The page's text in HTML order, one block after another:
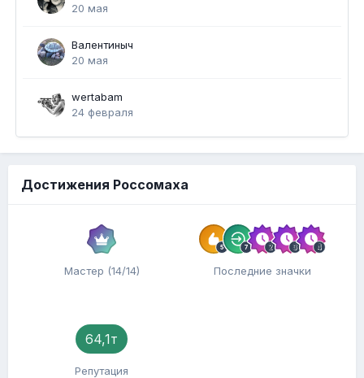
20 мая
Валентиныч
20 мая
wertabam
24 февраля
Достижения Россомаха
Мастер (14/14) Последние значки
64,1т
Репутация